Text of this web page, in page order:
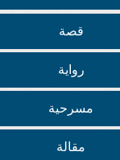
قصة
رواية
مسرحية
مقالة